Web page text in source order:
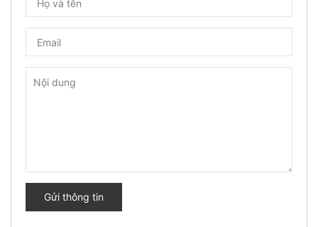
Gửi thông tin